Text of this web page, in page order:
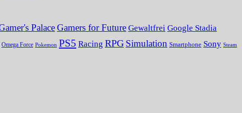
PalaceGamers for Future Gewaltfrei Google Stadia
Omega Force Pokemon PS5 Racing RPG Simulation Smartphone Sony Steam